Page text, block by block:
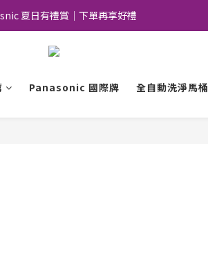
入會員｜好康優惠不錯過
夏日有禮賞｜下單再享好禮
加入會員｜好康優惠不錯過
Panasonic 國際牌 全自動洗淨馬桶